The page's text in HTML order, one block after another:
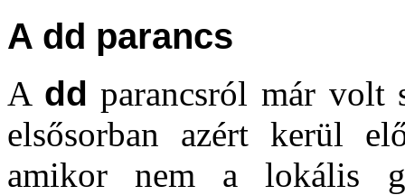
A dd parancs
A dd parancsról már volt
elsősorban azért kerül
amikor nem a lokális